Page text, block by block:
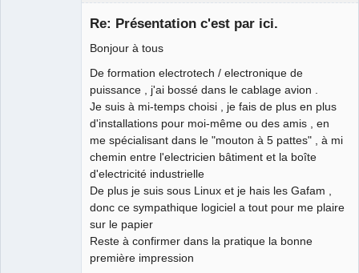
Re: Présentation c'est par ici.
Bonjour à tous
De formation electrotech / electronique de
puissance , j'ai bossé dans le cablage avion .
Je suis à mi-temps choisi , je fais de plus en plus
d'installations pour moi-même ou des amis , en
me spécialisant dans le "mouton à 5 pattes" , à mi
chemin entre l'electricien bâtiment et la boîte
d'electricité industrielle
De plus je suis sous Linux et je hais les Gafam ,
donc ce sympathique logiciel a tout pour me plaire
sur le papier
Reste à confirmer dans la pratique la bonne
première impression